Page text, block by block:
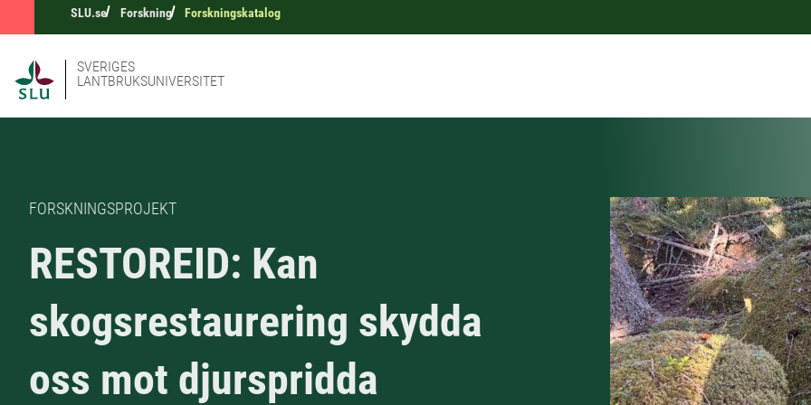
SLU.se Forskning Forskningskatalog
SVERIGES
LANTBRUKSUNIVERSITET
FORSKNINGSPROJEKT
RESTOREID: Kan
skogsrestaurering skydda
oss mot djurspridda